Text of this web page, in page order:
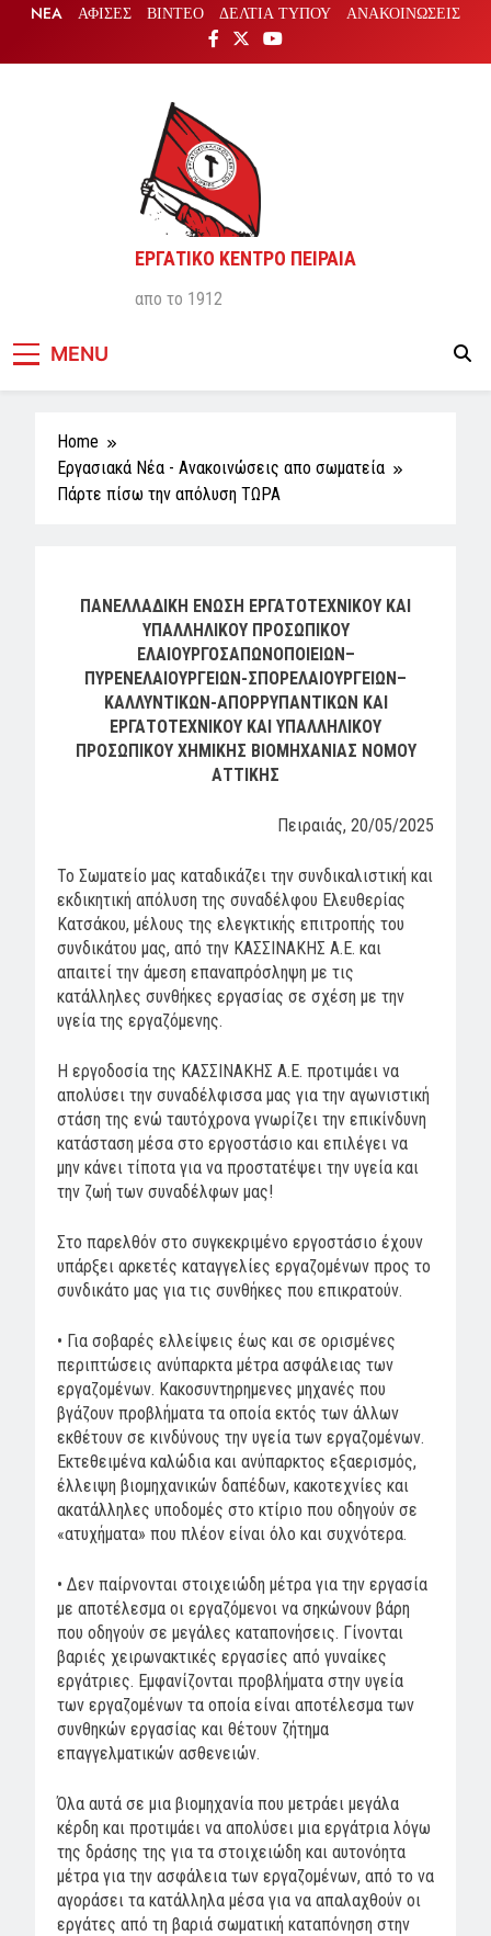
content
NEA ΑΦΙΣΕΣ ΒΙΝΤΕΟ ΔΕΛΤΙΑ ΤΥΠΟΥ ΑΝΑΚΟΙΝΩΣΕΙΣ
ΕΡΓΑΤΙΚΟ ΚΕΝΤΡΟ ΠΕΙΡΑΙΑ
απο το 1912
MENU
Home
Εργασιακά Νέα - Aνακοινώσεις απο σωματεία
Πάρτε πίσω την απόλυση ΤΩΡΑ
ΠΑΝΕΛΛΑΔΙΚΗ ΕΝΩΣΗ ΕΡΓΑΤΟΤΕΧΝΙΚΟΥ ΚΑΙ
ΥΠΑΛΛΗΛΙΚΟΥ ΠΡΟΣΩΠΙΚΟΥ
ΕΛΑΙΟΥΡΓΟΣΑΠΩΝΟΠΟΙΕΙΩΝ–
ΠΥΡΕΝΕΛΑΙΟΥΡΓΕΙΩΝ-ΣΠΟΡΕΛΑΙΟΥΡΓΕΙΩΝ–
ΚΑΛΛΥΝΤΙΚΩΝ-ΑΠΟΡΡΥΠΑΝΤΙΚΩΝ ΚΑΙ
ΕΡΓΑΤΟΤΕΧΝΙΚΟΥ ΚΑΙ ΥΠΑΛΛΗΛΙΚΟΥ
ΠΡΟΣΩΠΙΚΟΥ ΧΗΜΙΚΗΣ ΒΙΟΜΗΧΑΝΙΑΣ ΝΟΜΟΥ
ΑΤΤΙΚΗΣ
Πειραιάς, 20/05/2025
Το Σωματείο μας καταδικάζει την συνδικαλιστική και
εκδικητική απόλυση της συναδέλφου Ελευθερίας
Κατσάκου, μέλους της ελεγκτικής επιτροπής του
συνδικάτου μας, από την ΚΑΣΣΙΝΑΚΗΣ Α.Ε. και
απαιτεί την άμεση επαναπρόσληψη με τις
κατάλληλες συνθήκες εργασίας σε σχέση με την
υγεία της εργαζόμενης.
Η εργοδοσία της ΚΑΣΣΙΝΑΚΗΣ Α.Ε. προτιμάει να
απολύσει την συναδέλφισσα μας για την αγωνιστική
στάση της ενώ ταυτόχρονα γνωρίζει την επικίνδυνη
κατάσταση μέσα στο εργοστάσιο και επιλέγει να
μην κάνει τίποτα για να προστατέψει την υγεία και
την ζωή των συναδέλφων μας!
Στο παρελθόν στο συγκεκριμένο εργοστάσιο έχουν
υπάρξει αρκετές καταγγελίες εργαζομένων προς το
συνδικάτο μας για τις συνθήκες που επικρατούν.
• Για σοβαρές ελλείψεις έως και σε ορισμένες
περιπτώσεις ανύπαρκτα μέτρα ασφάλειας των
εργαζομένων. Κακοσυντηρημενες μηχανές που
βγάζουν προβλήματα τα οποία εκτός των άλλων
εκθέτουν σε κινδύνους την υγεία των εργαζομένων.
Εκτεθειμένα καλώδια και ανύπαρκτος εξαερισμός,
έλλειψη βιομηχανικών δαπέδων, κακοτεχνίες και
ακατάλληλες υποδομές στο κτίριο που οδηγούν σε
«ατυχήματα» που πλέον είναι όλο και συχνότερα.
• Δεν παίρνονται στοιχειώδη μέτρα για την εργασία
με αποτέλεσμα οι εργαζόμενοι να σηκώνουν βάρη
που οδηγούν σε μεγάλες καταπονήσεις. Γίνονται
βαριές χειρωνακτικές εργασίες από γυναίκες
εργάτριες. Εμφανίζονται προβλήματα στην υγεία
των εργαζομένων τα οποία είναι αποτέλεσμα των
συνθηκών εργασίας και θέτουν ζήτημα
επαγγελματικών ασθενειών.
Όλα αυτά σε μια βιομηχανία που μετράει μεγάλα
κέρδη και προτιμάει να απολύσει μια εργάτρια λόγω
της δράσης της για τα στοιχειώδη και αυτονόητα
μέτρα για την ασφάλεια των εργαζομένων, από το να
αγοράσει τα κατάλληλα μέσα για να απαλαχθούν οι
εργάτες από τη βαριά σωματική καταπόνηση στην